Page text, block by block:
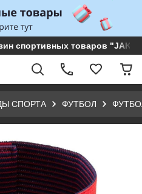
спортивных товаров
СПОРТА ФУТБОЛ